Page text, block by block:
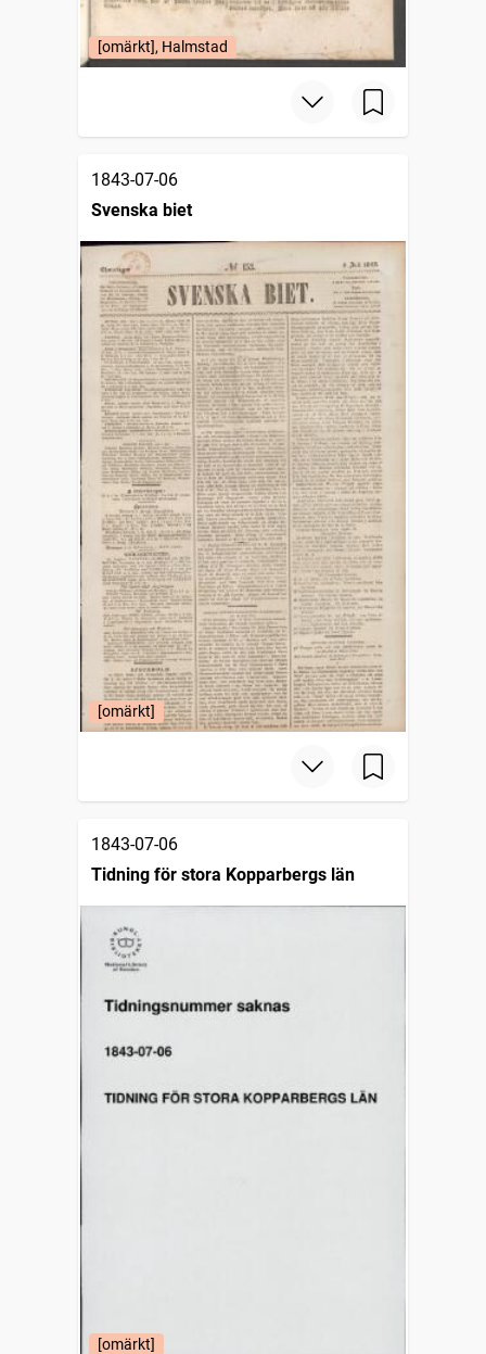
[omärkt], Halmstad
1843-07-06
Svenska biet
[omärkt]
1843-07-06
Tidning för stora Kopparbergs län
[omärkt]